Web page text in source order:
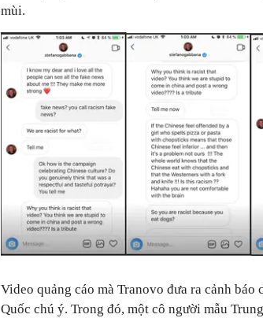
mùi.
Video quảng cáo mà Tranovo đưa ra cảnh
Quốc chú ý. Trong đó, một cô người mẫu